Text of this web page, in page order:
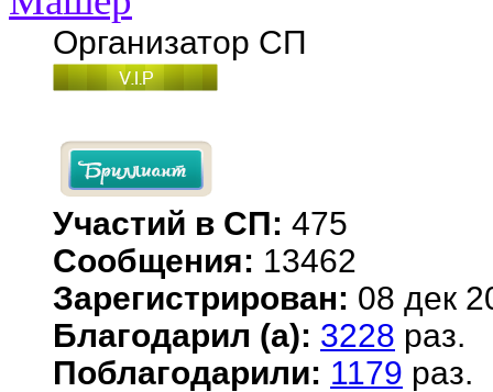
Организатор СП
Участий в СП: 475
Сообщения: 13462
Зарегистрирован: 08 дек
Благодарил (а): 3228 раз.
Поблагодарили: 1179 раз.